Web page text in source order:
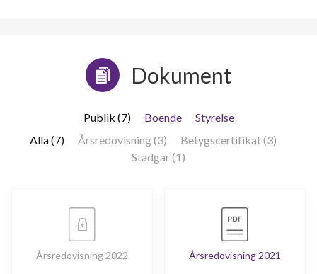
Dokument
Publik (7) Boende
Styrelse
Alla (7)
Årsredovisning (3)
Betygscertifikat (3)
Stadgar (1)
Årsredovisning 2022 Årsredovisning 2021